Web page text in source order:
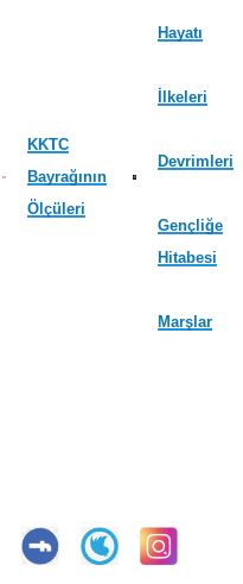
KKTC
Bayrağının
Ölçüleri
Hayatı
İlkeleri
Devrimleri
Gençliğe
Hitabesi
Marşlar